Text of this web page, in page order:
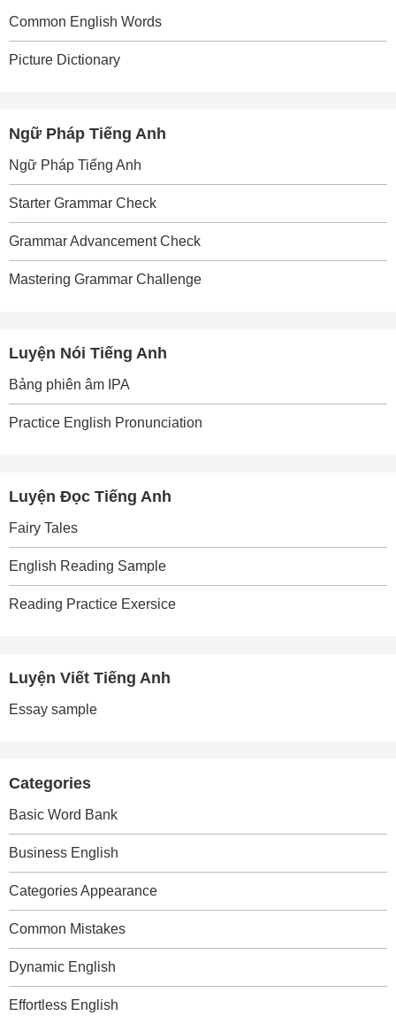
Common English Words
Picture Dictionary
Ngữ Pháp Tiếng Anh
Ngữ Pháp Tiếng Anh
Starter Grammar Check
Grammar Advancement Check
Mastering Grammar Challenge
Luyện Nói Tiếng Anh
Bảng phiên âm IPA
Practice English Pronunciation
Luyện Đọc Tiếng Anh
Fairy Tales
English Reading Sample
Reading Practice Exersice
Luyện Viết Tiếng Anh
Essay sample
Categories
Basic Word Bank
Business English
Categories Appearance
Common Mistakes
Dynamic English
Effortless English